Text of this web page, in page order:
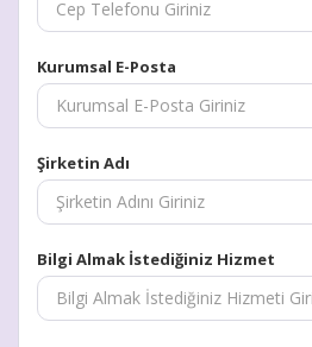
Kurumsal E-Posta
Şirketin Adı
Bilgi Almak İstediğiniz Hizmet